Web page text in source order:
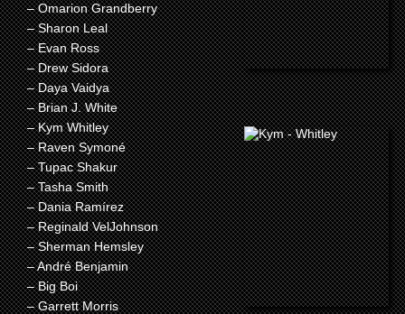
– Omarion Grandberry
– Sharon Leal
– Evan Ross
– Drew Sidora
– Daya Vaidya
– Brian J. White
– Kym Whitley
– Raven Symoné
– Tupac Shakur
– Tasha Smith
– Dania Ramírez
– Reginald VelJohnson
– Sherman Hemsley
– André Benjamin
– Big Boi
– Garrett Morris